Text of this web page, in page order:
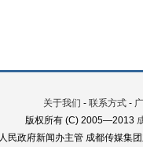
关于我们 - 联系方式 -
版权所有 (C) 2005—2013
民政府新闻办主管 成都传媒集